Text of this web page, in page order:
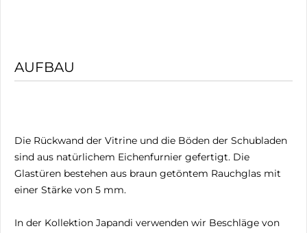
AUFBAU
Die Rückwand der Vitrine und die Böden der Schubladen
sind aus natürlichem Eichenfurnier gefertigt. Die
Glastüren bestehen aus braun getöntem Rauchglas mit
einer Stärke von 5 mm.
In der Kollektion Japandi verwenden wir Beschläge von